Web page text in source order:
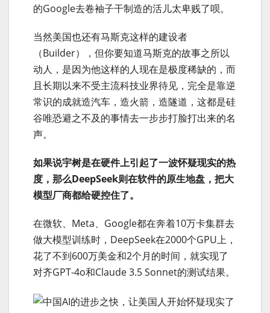
的Google去卷袖子干制造的活儿太卑贱了呗。
当然美国也还有马斯克这样的建设者
（Builder），但你要知道马斯克的故事之所以
动人，是因为他这样的人现在是极度稀缺的，而
且长期以来不受主流科技业界待见，完全是靠逆
常识的成就造汽车，造火箭，造隧道，这都是硅
谷唯恐避之不及的事情去一步步打脸打出来的名
声。
如果说宇树是在硬件上引起了一波怀疑现实的热
度，那么DeepSeek则在软件的原生地盘，把大
模型厂商都给硬控住了。
在微软、Meta、Google都在奔着10万卡集群去
做大模型训练时，DeepSeek在2000个GPU上，
花了不到600万美金和2个月的时间，就实现了
对齐GPT-4o和Claude 3.5 Sonnet的测试结果。